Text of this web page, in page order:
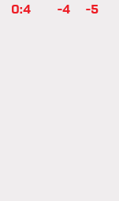
0:4 -4 -5